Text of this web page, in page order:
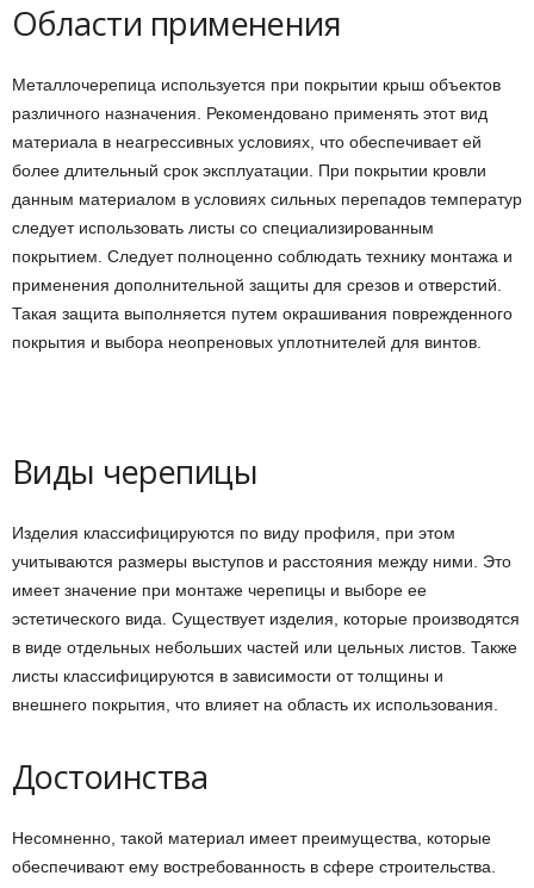
Области применения
Металлочерепица используется при покрытии крыш объектов
различного назначения. Рекомендовано применять этот вид
материала в неагрессивных условиях, что обеспечивает ей
более длительный срок эксплуатации. При покрытии кровли
данным материалом в условиях сильных перепадов температур
следует использовать листы со специализированным
покрытием. Следует полноценно соблюдать технику монтажа и
применения дополнительной защиты для срезов и отверстий.
Такая защита выполняется путем окрашивания поврежденного
покрытия и выбора неопреновых уплотнителей для винтов.
Виды черепицы
Изделия классифицируются по виду профиля, при этом
учитываются размеры выступов и расстояния между ними. Это
имеет значение при монтаже черепицы и выборе ее
эстетического вида. Существует изделия, которые производятся
в виде отдельных небольших частей или цельных листов. Также
листы классифицируются в зависимости от толщины и
внешнего покрытия, что влияет на область их использования.
Достоинства
Несомненно, такой материал имеет преимущества, которые
обеспечивают ему востребованность в сфере строительства.